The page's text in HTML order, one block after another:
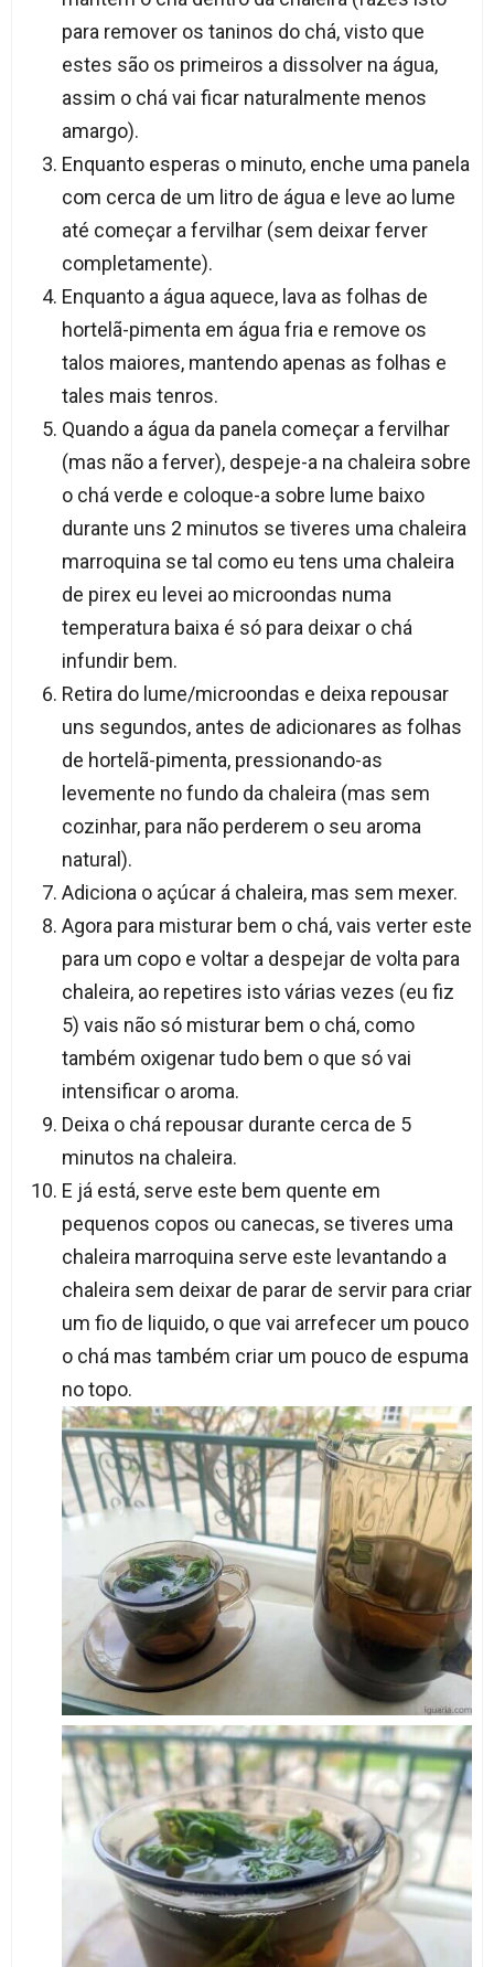
para remover os taninos do chá, visto que
estes são os primeiros a dissolver na água,
assim o chá vai ficar naturalmente menos
amargo).
Enquanto esperas o minuto, enche uma panela
com cerca de um litro de água e leve ao lume
até começar a fervilhar (sem deixar ferver
completamente).
Enquanto a água aquece, lava as folhas de
hortelã-pimenta em água fria e remove os
talos maiores, mantendo apenas as folhas e
tales mais tenros.
Quando a água da panela começar a fervilhar
(mas não a ferver), despeje-a na chaleira sobre
o chá verde e coloque-a sobre lume baixo
durante uns 2 minutos se tiveres uma chaleira
marroquina se tal como eu tens uma chaleira
de pirex eu levei ao microondas numa
temperatura baixa é só para deixar o chá
infundir bem.
Retira do lume/microondas e deixa repousar
uns segundos, antes de adicionares as folhas
de hortelã-pimenta, pressionando-as
levemente no fundo da chaleira (mas sem
cozinhar, para não perderem o seu aroma
natural).
Adiciona o açúcar á chaleira, mas sem mexer.
Agora para misturar bem o chá, vais verter este
para um copo e voltar a despejar de volta para
chaleira, ao repetires isto várias vezes (eu fiz
5) vais não só misturar bem o chá, como
também oxigenar tudo bem o que só vai
intensificar o aroma.
Deixa o chá repousar durante cerca de 5
minutos na chaleira.
E já está, serve este bem quente em
pequenos copos ou canecas, se tiveres uma
chaleira marroquina serve este levantando a
chaleira sem deixar de parar de servir para criar
um fio de liquido, o que vai arrefecer um pouco
o chá mas também criar um pouco de espuma
no topo.